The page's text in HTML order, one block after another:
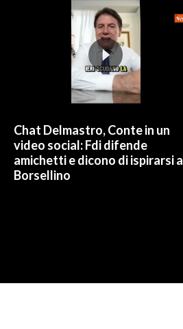
Chat Delmastro, Conte in un
video social: Fdi difende
amichetti e dicono di ispirarsi a
Borsellino